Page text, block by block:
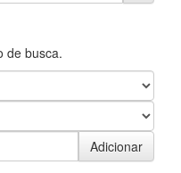
de busca.